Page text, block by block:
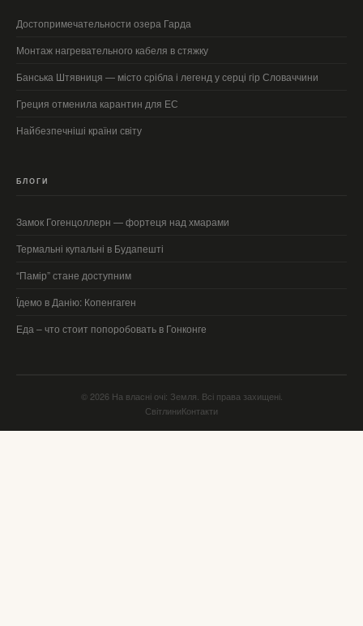
Достопримечательности озера Гарда
Монтаж нагревательного кабеля в стяжку
Банська Штявниця — місто срібла і легенд у серці гір Словаччини
Греция отменила карантин для ЕС
Найбезпечніші країни світу
БЛОГИ
Замок Гогенцоллерн — фортеця над хмарами
Термальні купальні в Будапешті
“Памір” стане доступним
Їдемо в Данію: Копенгаген
Еда – что стоит попоробовать в Гонконге
© 2026 На власні очі: Земля. Всі права захищені.
СвітлиниКонтакти